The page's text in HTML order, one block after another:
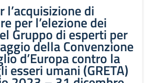
l’acquisizione di
per l’elezione dei
Gruppo di esperti per
della Convenzione
d’Europa contro la
esseri umani (GRETA)